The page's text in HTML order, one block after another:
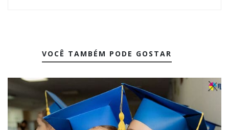
VOCÊ TAMBÉM PODE GOSTAR